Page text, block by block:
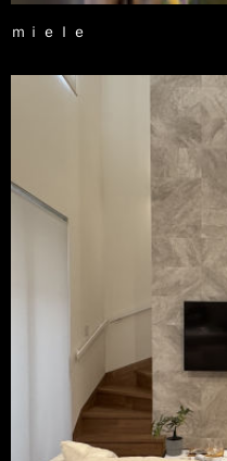
ｍｉｅｌｅ